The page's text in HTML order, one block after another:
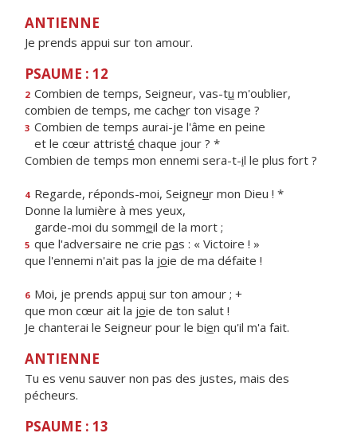
ANTIENNE
Je prends appui sur ton amour.
PSAUME : 12
2 Combien de temps, Seigneur, vas-tu m'oublier,
combien de temps, me cacher ton visage ?
3 Combien de temps aurai-je l'âme en peine
et le cœur attristé chaque jour ? *
Combien de temps mon ennemi sera-t-il le plus fort ?
4 Regarde, réponds-moi, Seigneur mon Dieu ! *
Donne la lumière à mes yeux,
garde-moi du sommeil de la mort ;
5 que l'adversaire ne crie pas : « Victoire ! »
que l'ennemi n'ait pas la joie de ma défaite !
6 Moi, je prends appui sur ton amour ; +
que mon cœur ait la joie de ton salut !
Je chanterai le Seigneur pour le bien qu'il m'a fait.
ANTIENNE
Tu es venu sauver non pas des justes, mais des
pécheurs.
PSAUME : 13